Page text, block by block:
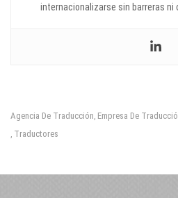
internacionalizarse sin barreras ni
Agencia De Traducción Empresa De
Traductores